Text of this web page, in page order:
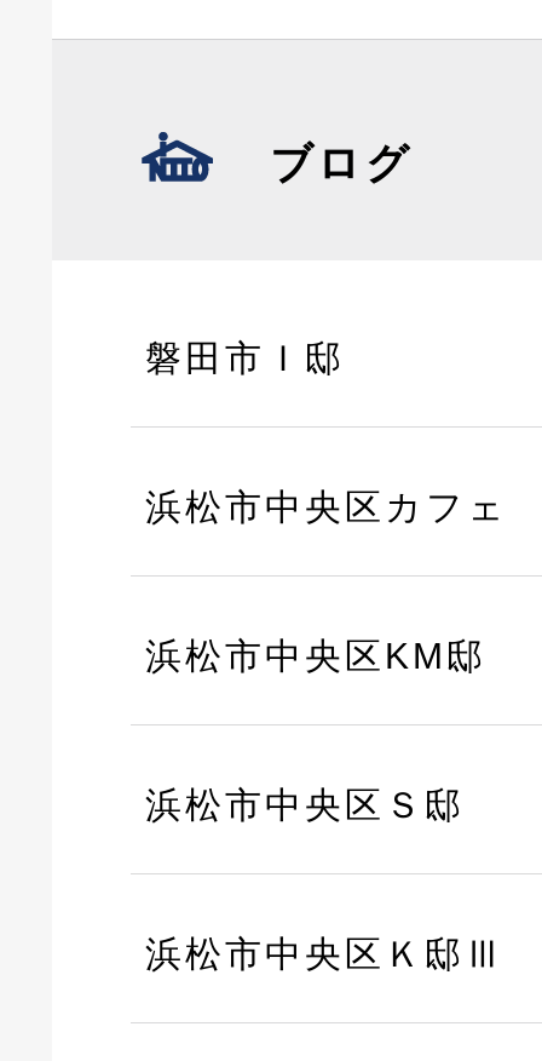
ブログ
磐田市Ｉ邸
浜松市中央区カフェ
浜松市中央区KM邸
浜松市中央区Ｓ邸
浜松市中央区Ｋ邸Ⅲ